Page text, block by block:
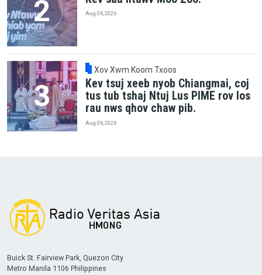
Aug 06, 2026
Xov Xwm Koom Txoos
Kev tsuj xeeb nyob Chiangmai, coj
tus tub tshaj Ntuj Lus PIME rov los
rau nws qhov chaw pib.
Aug 06, 2026
Buick St. Fairview Park, Quezon City
Metro Manila 1106 Philippines